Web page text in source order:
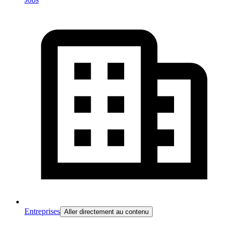
Entreprises Aller directement au contenu